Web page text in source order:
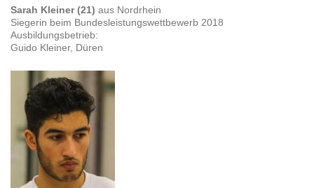
Sarah Kleiner (21) aus Nordrhein
Siegerin beim Bundesleistungswettbewerb 2018
Ausbildungsbetrieb:
Guido Kleiner, Düren